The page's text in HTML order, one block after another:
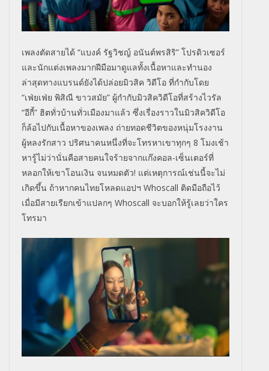
เพลงตัดสายได้ “แบงค์ รัฐวิชญ์ อนันต์พรสิริ” โปรดิวเซอร์
และนักแต่งเพลงมากฝีมือมาดูแลทั้งเนื้อหาและทำนอง
ล่าสุดทางแบรนด์ยังได้ปล่อยมิวสิค วิดีโอ ที่กำกับโดย
“เฟ่ยเฟ่ย พิสิณี ขาวสมัย” ผู้กำกับมิวสิควิดีโอที่สร้างไวรัล
“อีกี้” ฮิตทั่วบ้านทั่วเมืองมาแล้ว ซึ่งเรื่องราวในมิวสิควิดีโอ
ก็ล้อไปกับเนื้อหาของเพลง ถ่ายทอดชีวิตของหนุ่มโรงงาน
ผู้หลงรักสาว ปริศนาคนหนึ่งที่จะโทรหาเขาทุกๆ 8 โมงเช้า
หารู้ไม่ว่านั่นคือสายคนใจร้ายจากแก๊งคอล-เซ็นเตอร์ที่
หลอกให้เขาโอนเงิน จนหมดตัว! แต่เหตุการณ์เช่นนี้จะไม่
เกิดขึ้น ถ้าหากคนไทยโหลดแอปฯ Whoscall ติดมือถือไว้
เมื่อมีสายเรียกเข้าแปลกๆ Whoscall จะบอกให้รู้เลยว่าใคร
โทรมา